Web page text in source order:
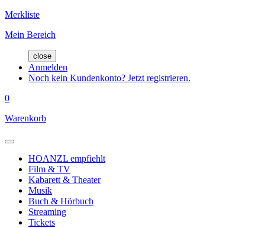
Merkliste
Mein Bereich
close
Anmelden
Noch kein Kundenkonto? Jetzt registrieren.
0
Warenkorb
HOANZL empfiehlt
Film & TV
Kabarett & Theater
Musik
Buch & Hörbuch
Streaming
Tickets